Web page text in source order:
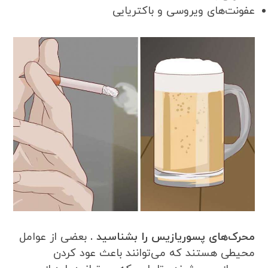
عفونت‌های ویروسی و باکتریایی
محرک‌های پسوریازیس را بشناسید . بعضی از عوامل
محیطی هستند که می‌توانند باعث عود کردن